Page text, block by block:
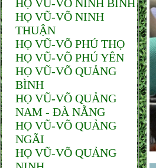
HỌ VŨ-VÕ NINH BÌNH
HỌ VŨ-VÕ NINH
THUẬN
HỌ VŨ-VÕ PHÚ THỌ
HỌ VŨ-VÕ PHÚ YÊN
HỌ VŨ-VÕ QUẢNG
BÌNH
HỌ VŨ-VÕ QUẢNG
NAM - ĐÀ NẴNG
HỌ VŨ-VÕ QUẢNG
NGÃI
HỌ VŨ-VÕ QUẢNG